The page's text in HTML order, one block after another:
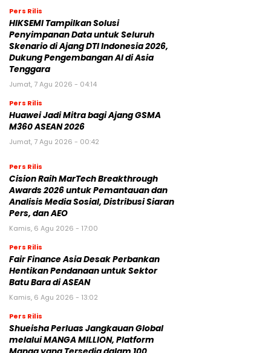
Pers Rilis
HIKSEMI Tampilkan Solusi
Penyimpanan Data untuk Seluruh
Skenario di Ajang DTI Indonesia 2026,
Dukung Pengembangan AI di Asia
Tenggara
Jumat, 7 Agu 2026 - 04:14
Pers Rilis
Huawei Jadi Mitra bagi Ajang GSMA
M360 ASEAN 2026
Jumat, 7 Agu 2026 - 00:42
Pers Rilis
Cision Raih MarTech Breakthrough
Awards 2026 untuk Pemantauan dan
Analisis Media Sosial, Distribusi Siaran
Pers, dan AEO
Kamis, 6 Agu 2026 - 17:00
Pers Rilis
Fair Finance Asia Desak Perbankan
Hentikan Pendanaan untuk Sektor
Batu Bara di ASEAN
Kamis, 6 Agu 2026 - 13:02
Pers Rilis
Shueisha Perluas Jangkauan Global
melalui MANGA MILLION, Platform